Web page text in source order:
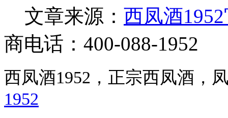
文章来源： 西凤酒
商电话：400-088-1952
西凤酒1952，正宗西凤酒
1952